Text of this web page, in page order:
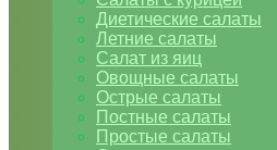
Диетические салаты
Летние салаты
Салат из яиц
Овощные салаты
Острые салаты
Постные салаты
Простые салаты